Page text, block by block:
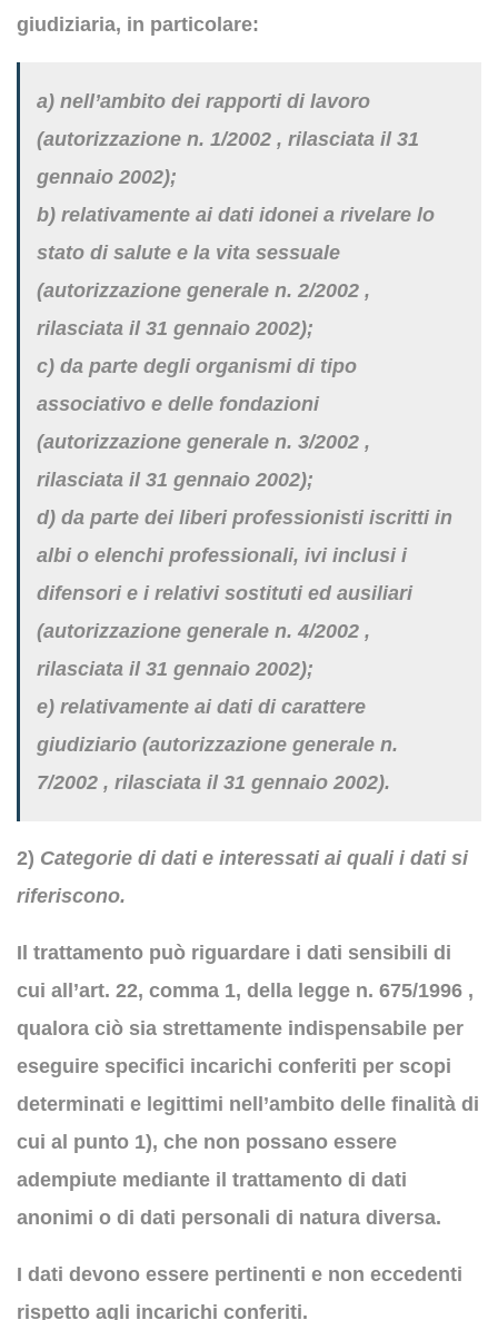
giudiziaria, in particolare:
a) nell’ambito dei rapporti di lavoro
(autorizzazione n. 1/2002 , rilasciata il 31
gennaio 2002);
b) relativamente ai dati idonei a rivelare lo
stato di salute e la vita sessuale
(autorizzazione generale n. 2/2002 ,
rilasciata il 31 gennaio 2002);
c) da parte degli organismi di tipo
associativo e delle fondazioni
(autorizzazione generale n. 3/2002 ,
rilasciata il 31 gennaio 2002);
d) da parte dei liberi professionisti iscritti in
albi o elenchi professionali, ivi inclusi i
difensori e i relativi sostituti ed ausiliari
(autorizzazione generale n. 4/2002 ,
rilasciata il 31 gennaio 2002);
e) relativamente ai dati di carattere
giudiziario (autorizzazione generale n.
7/2002 , rilasciata il 31 gennaio 2002).
2) Categorie di dati e interessati ai quali i dati si
riferiscono.
Il trattamento può riguardare i dati sensibili di
cui all’art. 22, comma 1, della legge n. 675/1996 ,
qualora ciò sia strettamente indispensabile per
eseguire specifici incarichi conferiti per scopi
determinati e legittimi nell’ambito delle finalità di
cui al punto 1), che non possano essere
adempiute mediante il trattamento di dati
anonimi o di dati personali di natura diversa.
I dati devono essere pertinenti e non eccedenti
rispetto agli incarichi conferiti.